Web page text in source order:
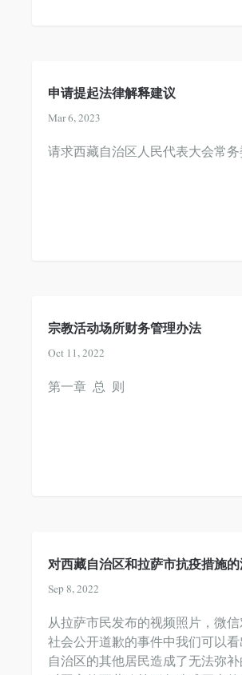
申请提起法律解释建议
Mar 6, 2023
请求西藏自治区人民代表大会常
宗教活动场所财务管理办法
Oct 11, 2022
第一章 总 则
对西藏自治区和拉萨市抗疫措施
Sep 8, 2022
从拉萨市民发布的视频照片，微
社会公开道歉的事件中我们可以
自治区的其他居民造成了无法弥